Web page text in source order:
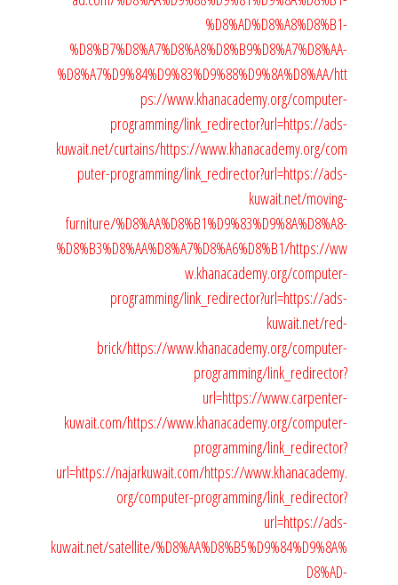
%D8%AD%D8%A8%D8%B1-
%D8%B7%D8%A7%D8%A8%D8%B9%D8%A7%D8%AA-
%D8%A7%D9%84%D9%83%D9%88%D9%8A%D8%AA/htt
ps://www.khanacademy.org/computer-
programming/link_redirector?url=https://ads-
kuwait.net/curtains/https://www.khanacademy.org/com
puter-programming/link_redirector?url=https://ads-
kuwait.net/moving-
furniture/%D8%AA%D8%B1%D9%83%D9%8A%D8%A8-
%D8%B3%D8%AA%D8%A7%D8%A6%D8%B1/https://ww
w.khanacademy.org/computer-
programming/link_redirector?url=https://ads-
kuwait.net/red-
brick/https://www.khanacademy.org/computer-
programming/link_redirector?
url=https://www.carpenter-
kuwait.com/https://www.khanacademy.org/computer-
programming/link_redirector?
url=https://najarkuwait.com/https://www.khanacademy.
org/computer-programming/link_redirector?
url=https://ads-
kuwait.net/satellite/%D8%AA%D8%B5%D9%84%D9%8A%
D8%AD-